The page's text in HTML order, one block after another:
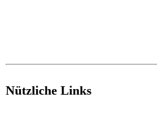
Nützliche Links